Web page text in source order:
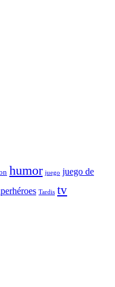
humor juego juego de
Tardis tv